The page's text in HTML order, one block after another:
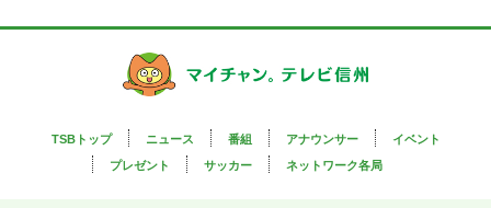
TSBトップ ニュース 番組 アナウンサー
イベント
プレゼント
サッカー ネットワーク各局